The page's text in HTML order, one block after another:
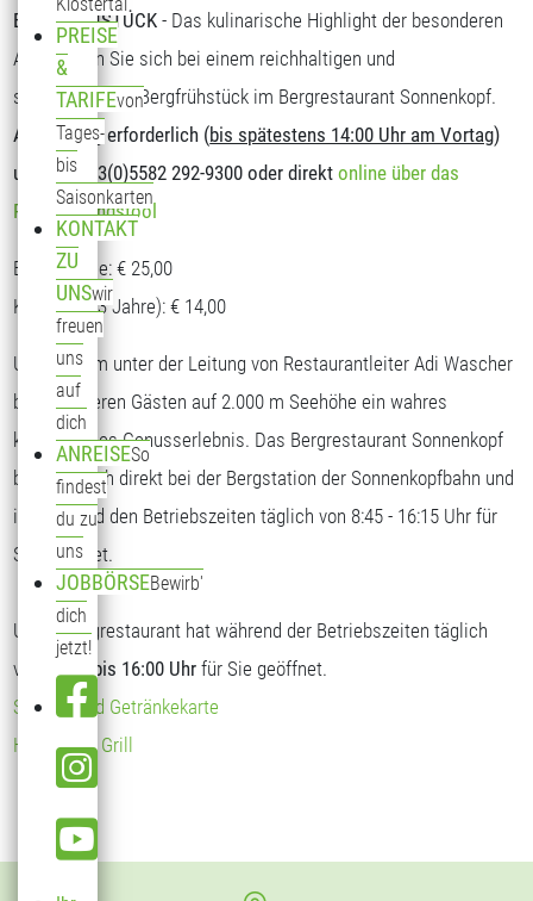
PREISE
&
TARIFEvon
Tages-
bis
Saisonkarten
KONTAKT
ZU
UNSwir
freuen
uns
auf
dich
ANREISESo
findest
du zu
uns
JOBBÖRSEBewirb'
dich
jetzt!
BERGFRÜHSTÜCK - Das kulinarische Highlight der besonderen
Art. Stärken Sie sich bei einem reichhaltigen und
schmackhaften Bergfrühstück im Bergrestaurant Sonnenkopf.
Anmeldung erforderlich (bis spätestens 14:00 Uhr am Vortag)
unter T: +43(0)5582 292-9300 oder direktonline über das
Reservierungstool
Erwachsene: € 25,00
Kinder (5-13 Jahre): € 14,00
Unser Team unter der Leitung von Restaurantleiter Adi Wascher
bietet unseren Gästen auf 2.000 m Seehöhe ein wahres
kulinarisches Genusserlebnis. Das Bergrestaurant Sonnenkopf
befindet sich direkt bei der Bergstation der Sonnenkopfbahn und
ist während den Betriebszeiten täglich von 8:45 - 16:15 Uhr für
Sie geöffnet.
Unser Bergrestaurant hat während der Betriebszeiten täglich
von
09:00 bis 16:00 Uhr für Sie geöffnet.
Speise- und Getränkekarte
Hendl vom Grill